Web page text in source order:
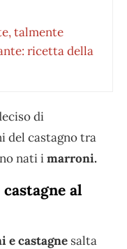
talmente
ricetta della
di
del castagno tra
nati imarroni.
al
e castagne salta